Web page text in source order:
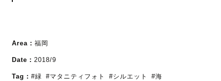
Area： 福岡
Date： 2018/9
Tag： #緑 #マタニティフォト #シルエット #海